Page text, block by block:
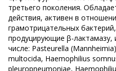
третьего поколения.
действия, активен в
грамотрицательных
продуцирующие β-
числе: Pasteurella
multocida, Haemophilius
pleuropneumoniae,